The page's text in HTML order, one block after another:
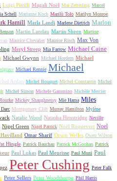
Luigi Pistilli Magali Noël Mai Zetterling Marcel
Schell Marianne Koch Marilù Tolo Marilyn Monroe
Hamill Marla Landi Marlene Dietrich Marlon
Martin Landau Martin Sheen Martine
Maurice Chevalier Maurice Risch Max Von
Meryl Streep Mia Farrow Michael Caine
Michael Gwynn Michael Hordern Michael
Michael Rennie Michael
Ardan Michel Bouquet Michel Constantin Michel
Michel Simon Michele Gammino Michèle Mercier
Mickey Shaughnessy Mie Hama Miles
Montgomery Clift Murray Hamilton Mylène
Natalie Wood Natasha Henstridge Neville
Nigel Green Nigel Patrick Noël Roquevert Noel
Omar Sharif Orson Welles Owen Wilson
Hingle Patrick Bauchau Patrick McGoohan Patrick
Paul Lukas Paul Meurisse Paul Muni Paul
Peter Cushing Peter Falk
Peter Sellers Peter Woodthorpe Phil Harris